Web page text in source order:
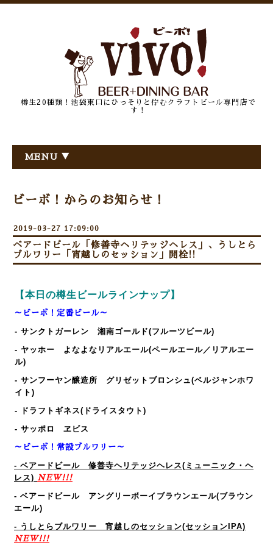
樽生20種類！池袋東口にひっそりと佇むクラフトビール専門店で
す！
MENU ▼
ビーボ！からのお知らせ！
2019-03-27 17:09:00
ベアードビール「修善寺ヘリテッジヘレス」、うしとら
ブルワリー「宵越しのセッション」開栓!!
【本日の樽生ビールラインナップ】
～ビーボ！定番ビール～
- サンクトガーレン 湘南ゴールド(フルーツビール)
- ヤッホー よなよなリアルエール(ペールエール／リアルエー
ル)
- サンフーヤン醸造所 グリゼットブロンシュ(ベルジャンホワ
イト)
- ドラフトギネス(ドライスタウト)
- サッポロ ヱビス
～ビーボ！常設ブルワリー～
- ベアードビール 修善寺ヘリテッジヘレス(ミューニック・ヘ
レス) NEW!!!
- ベアードビール アングリーボーイブラウンエール(ブラウン
エール)
- うしとらブルワリー 宵越しのセッション(セッションIPA)
NEW!!!